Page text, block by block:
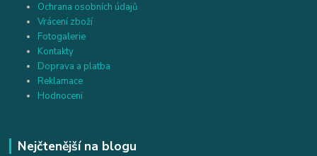
Ochrana osobních údajů
Vrácení zboží
Fotogalerie
Kontakty
Doprava a platba
Reklamace
Hodnoceni
Nejčtenější na blogu